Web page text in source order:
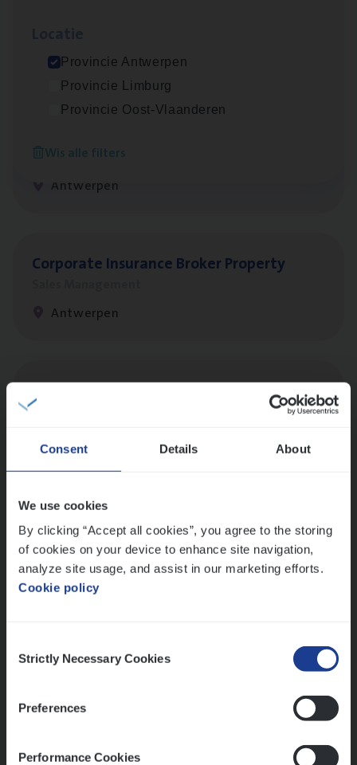
Consent Details About
We use cookies
By clicking “Accept all cookies”, you agree to the storing
of cookies on your device to enhance site navigation,
analyze site usage, and assist in our marketing efforts.
Cookie policy
Selection
Strictly Necessary Cookies
Preferences
Performance Cookies
Provincie Antwerpen
Provincie Limburg
Provincie Oost-Vlaanderen
Wis alle filters
Cus­to­mer Care Expert
Customer Services
Antwerpen
Cor­po­ra­te Insu­ran­ce Bro­ker Property
Antwerpen
Busi­ness Mana­ger Mari­ne Cargo
People Management, Sales Management
Antwerpen
Lees onze verhalen
Meer dan collega’s: hoe Julie en Aurélie elkaar
versterken
Mathias houdt van diepgaande dossiers én droge